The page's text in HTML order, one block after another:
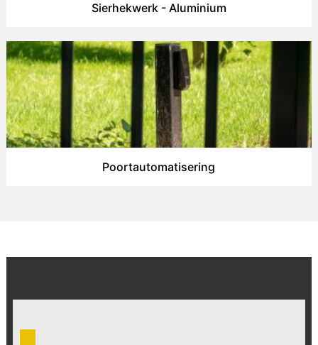
Sierhekwerk - Aluminium
Poortautomatisering